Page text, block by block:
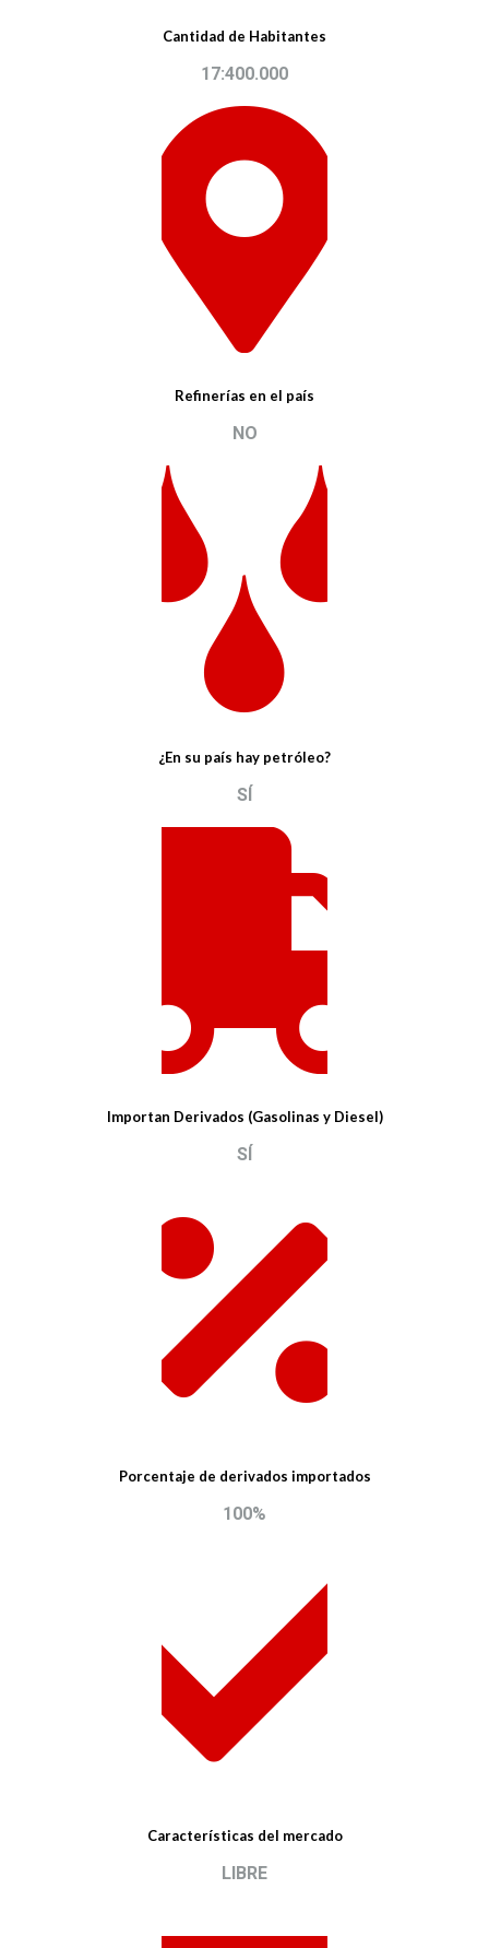
Cantidad de Habitantes
17:400.000
Refinerías en el país
NO
¿En su país hay petróleo?
SÍ
Importan Derivados (Gasolinas y Diesel)
SÍ
Porcentaje de derivados importados
100%
Características del mercado
LIBRE